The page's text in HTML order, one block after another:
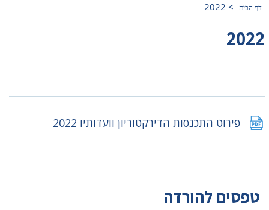
דף הבית >
2022
2022
פירוט התכנסות הדירקטוריון וועדותיו 2022
טפסים להורדה